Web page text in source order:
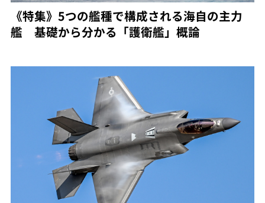
《特集》5つの艦種で構成される海自の主力
艦 基礎から分かる「護衛艦」概論